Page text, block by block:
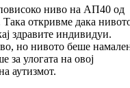
ни­во на АП40 од
откривме дака
здравите индиви­дуи.
но нивото беше
за улогата на овој
аутизмот.